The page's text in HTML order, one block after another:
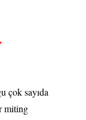
çok sayıda
miting